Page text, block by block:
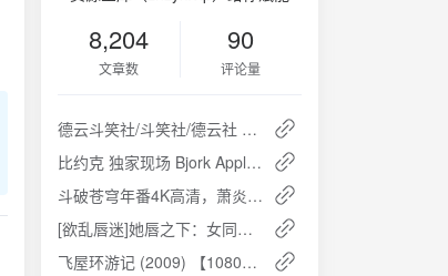
8,204
文章数
90
评论量
德云斗笑社/斗笑社/德云社 第三季 (2025) - 爆笑升级，德云最强喜剧人
比约克 独家现场 Bjork Apple Music Live (Cornucopia) ALAC
斗破苍穹年番4K高清，萧炎新征程开启！
[欲乱唇迷]她唇之下：女同题材经典1080p高清收藏
飞屋环游记 (2009) 【1080P】日语中英双字：一场梦想与冒险的奇妙旅程